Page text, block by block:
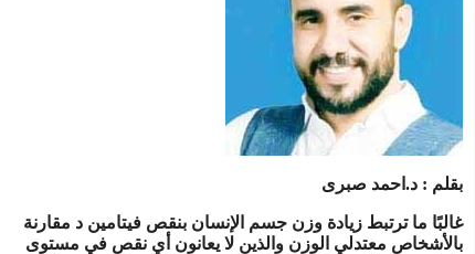
بقلم : د.احمد صبرى
غالبًا ما ترتبط زيادة وزن جسم الإنسان بنقص فيتامين د مقارنة
بالأشخاص معتدلي الوزن والذين لا يعانون أي نقص في مستوى